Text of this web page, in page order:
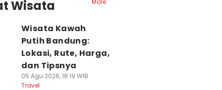
Wisata
More
Wisata Kawah
Putih Bandung:
Lokasi, Rute, Harga,
dan Tipsnya
05 Agu 2026, 18:19 WIB
Travel